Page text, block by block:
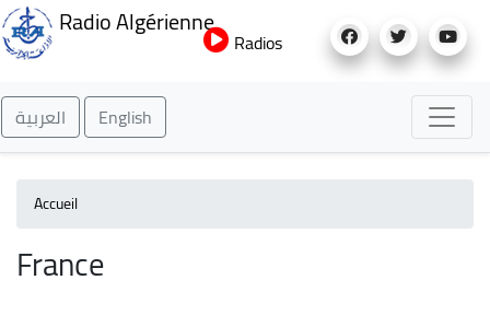
au
Radio Algérienne
Radios
العربية English
Accueil
France